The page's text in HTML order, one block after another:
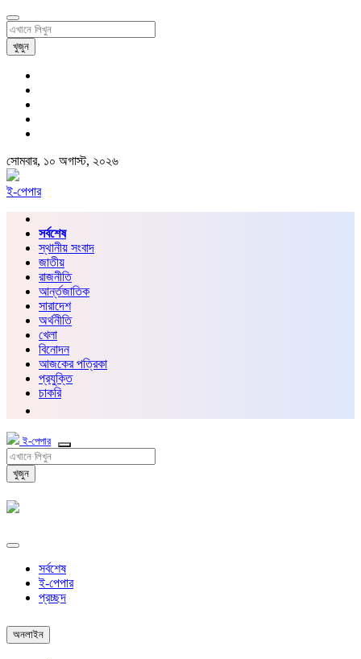
খুজুন
সোমবার, ১০ অগাস্ট, ২০২৬
ই-পেপার
সর্বশেষ
স্থানীয় সংবাদ
জাতীয়
রাজনীতি
আর্ন্তজাতিক
সারাদেশ
অর্থনীতি
খেলা
বিনোদন
আজকের পত্রিকা
প্রযুক্তি
চাকরি
ই-পেপার
খুজুন
সর্বশেষ
ই-পেপার
প্রচ্ছদ
অনলাইন